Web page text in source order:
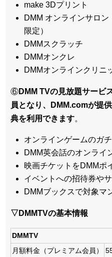
make 3Dプリント
DMM オンラインサロ
限定）
DMMスクラッチ
DMMオンクレ
DMMオンラインクリニ
⑥DMM TVの見放題サービ
員となり、DMM.comが提
典を利用できます。
オンラインゲームのガ
DMM英会話のオンライ
映画チケットをDMMポ
イベントへの招待券や
DMMブックスで対象マ
▽DMMTVの基本情報
DMMTV
月額料金（プレミアム会員）